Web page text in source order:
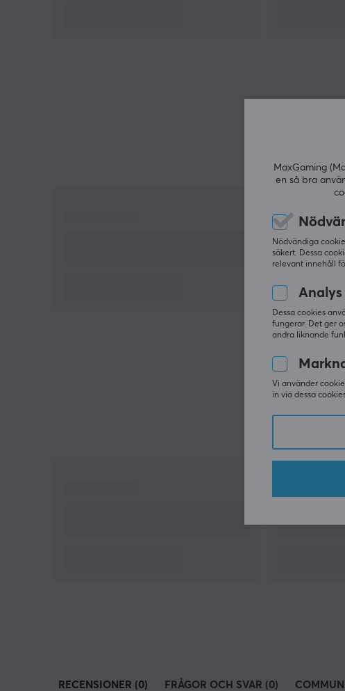
RECENSIONER (0) FRÅGOR OCH SVAR (0)
MaxGaming
en så bra
Nödvändiga
säkert. Dessa
relevant innehåll
Dessa cookies
fungerar. Det ger
andra liknande
Vi använder
in via dessa